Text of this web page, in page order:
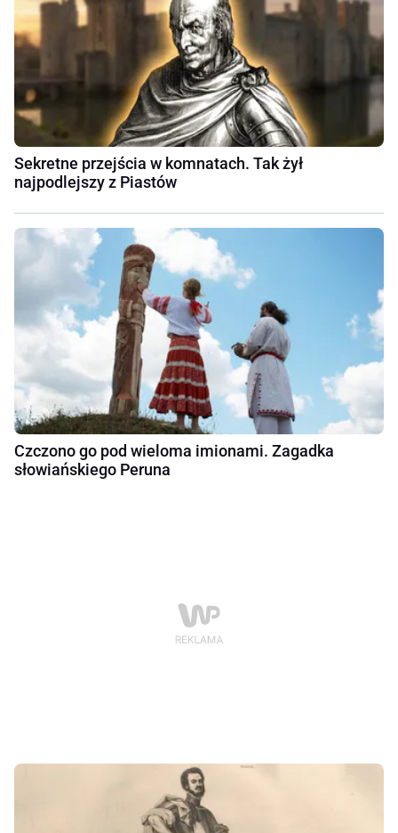
Sekretne przejścia w komnatach. Tak żył
najpodlejszy z Piastów
Czczono go pod wieloma imionami. Zagadka
słowiańskiego Peruna